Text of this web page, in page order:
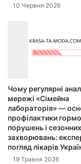
10 Червня 2026
Чому регулярні
мережі «Сімейна
лабораторія» —
профілактики
порушень і сезонних
захворювань:
погляд лікарів
19 Травня 2026